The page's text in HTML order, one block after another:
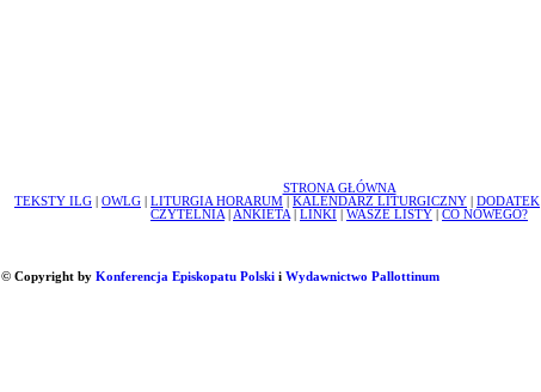
STRONA GŁÓWNA
TEKSTY ILG
OWLG LITURGIA HORARUM KALENDARZ LITURGICZNY DODATEK
CZYTELNIA
ANKIETA LINKI WASZE LISTY CO NOWEGO?
© Copyright by Konferencja Episkopatu Polskii Wydawnictwo Pallottinum